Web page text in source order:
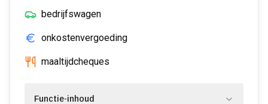
bedrijfswagen
onkostenvergoeding
maaltijdcheques
Functie-inhoud